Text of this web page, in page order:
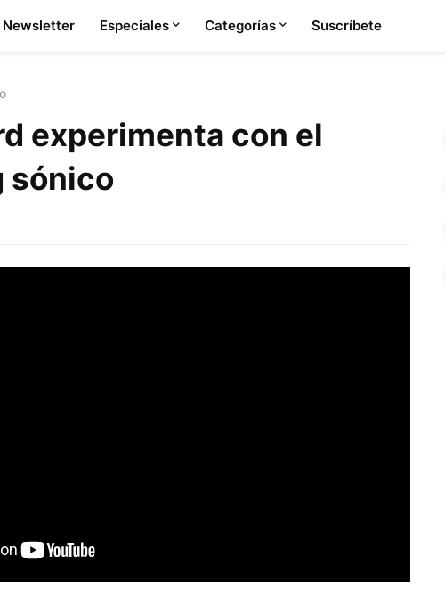
Newsletter Especiales Categorías Suscríbete
experimenta con el
sónico